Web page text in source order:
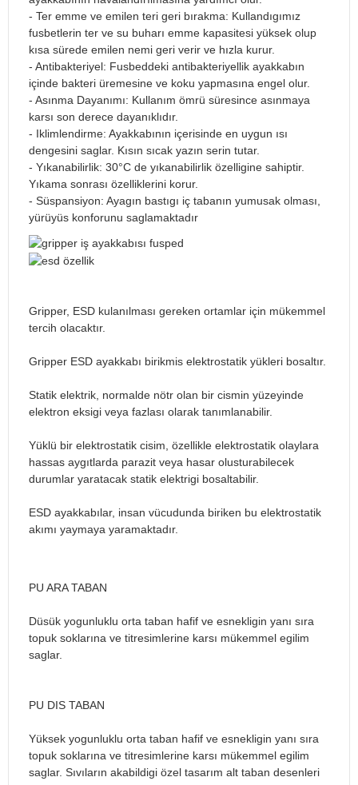
- Ter emme ve emilen teri geri bırakma: Kullandıgımız
fusbetlerin ter ve su buharı emme kapasitesi yüksek olup
kısa sürede emilen nemi geri verir ve hızla kurur.
- Antibakteriyel: Fusbeddeki antibakteriyellik ayakkabın
içinde bakteri üremesine ve koku yapmasına engel olur.
- Asınma Dayanımı: Kullanım ömrü süresince asınmaya
karsı son derece dayanıklıdır.
- Iklimlendirme: Ayakkabının içerisinde en uygun ısı
dengesini saglar. Kısın sıcak yazın serin tutar.
- Yıkanabilirlik: 30°C de yıkanabilirlik özelligine sahiptir.
Yıkama sonrası özelliklerini korur.
- Süspansiyon: Ayagın bastıgı iç tabanın yumusak olması,
yürüyüs konforunu saglamaktadır
Gripper, ESD kulanılması gereken ortamlar için mükemmel
tercih olacaktır.
Gripper ESD ayakkabı birikmis elektrostatik yükleri bosaltır.
Statik elektrik, normalde nötr olan bir cismin yüzeyinde
elektron eksigi veya fazlası olarak tanımlanabilir.
Yüklü bir elektrostatik cisim, özellikle elektrostatik olaylara
hassas aygıtlarda parazit veya hasar olusturabilecek
durumlar yaratacak statik elektrigi bosaltabilir.
ESD ayakkabılar, insan vücudunda biriken bu elektrostatik
akımı yaymaya yaramaktadır.
PU ARA TABAN
Düsük yogunluklu orta taban hafif ve esnekligin yanı sıra
topuk soklarına ve titresimlerine karsı mükemmel egilim
saglar.
PU DIS TABAN
Yüksek yogunluklu orta taban hafif ve esnekligin yanı sıra
topuk soklarına ve titresimlerine karsı mükemmel egilim
saglar. Sıvıların akabildigi özel tasarım alt taban desenleri